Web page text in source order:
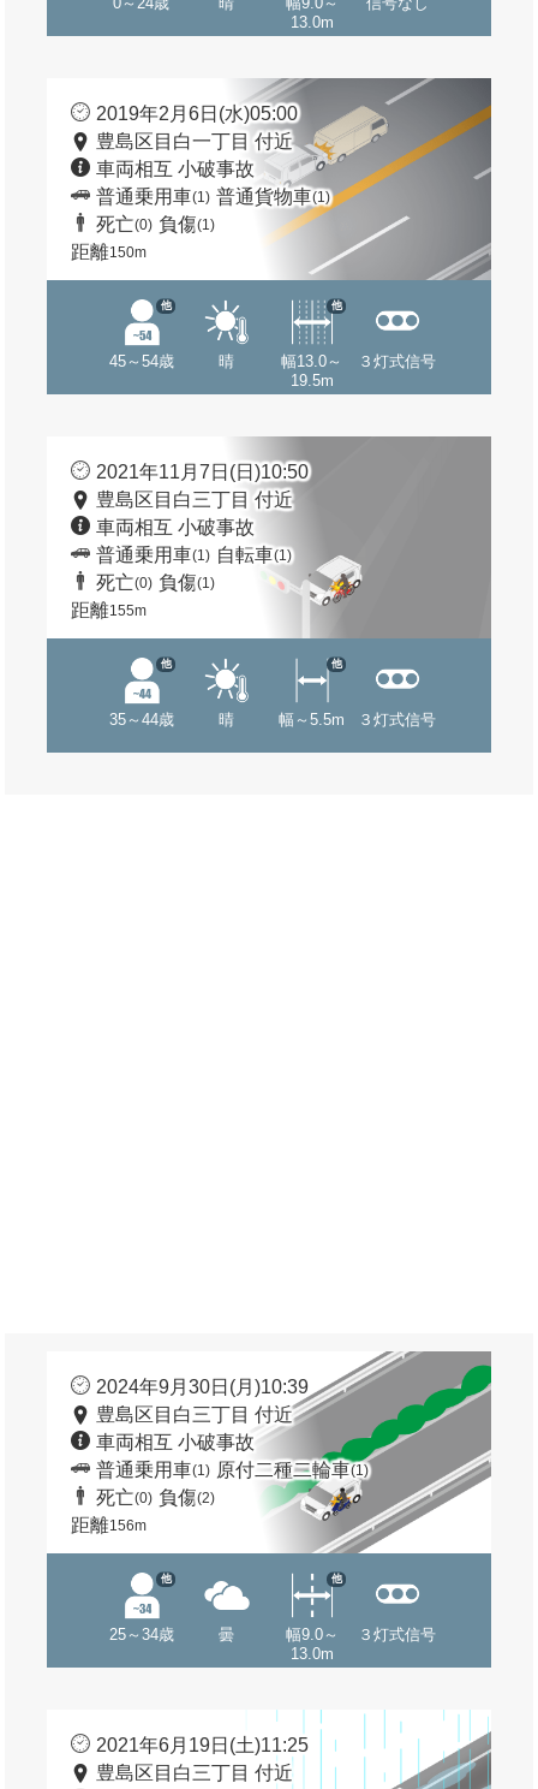
13.0m
2019年2月6日(水)05:00
豊島区目白一丁目 付近
車両相互 小破事故
普通乗用車(1) 普通貨物車(1)
死亡(0) 負傷(1)
距離150m
45～54歳
他
晴
幅13.0～
19.5m
他
３灯式信号
2021年11月7日(日)10:50
豊島区目白三丁目 付近
車両相互 小破事故
普通乗用車(1) 自転車(1)
死亡(0) 負傷(1)
距離155m
35～44歳
他
晴 幅～5.5m
他
３灯式信号
2024年9月30日(月)10:39
豊島区目白三丁目 付近
車両相互 小破事故
普通乗用車(1) 原付二種二輪車(1)
死亡(0) 負傷(2)
距離156m
25～34歳
他
曇
幅9.0～
13.0m
他
３灯式信号
2021年6月19日(土)11:25
豊島区目白三丁目 付近